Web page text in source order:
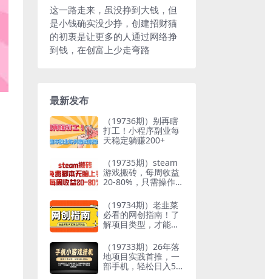
这一路走来，虽没挣到大钱，但
是小钱确实没少挣，创建招财猫
的初衷是让更多的人通过网络挣
到钱，在创富上少走弯路
最新发布
（19736期）别再瞎
打工！小程序副业每
天稳定躺赚200+
（19735期）steam
游戏搬砖，每周收益
20-80%，只需操作1-
过万，零风险长期做
（19734期）老韭菜
必看的网创指南！了
解项目类型，才能找
到想要的结果
（19733期）26年落
地项目实践首推，一
部手机，轻松日入50